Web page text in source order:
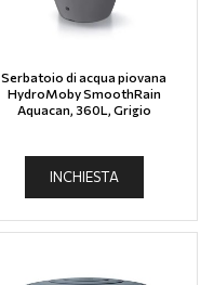
Serbatoio di acqua piovana
HydroMoby SmoothRain
Aquacan, 360L, Grigio
INCHIESTA